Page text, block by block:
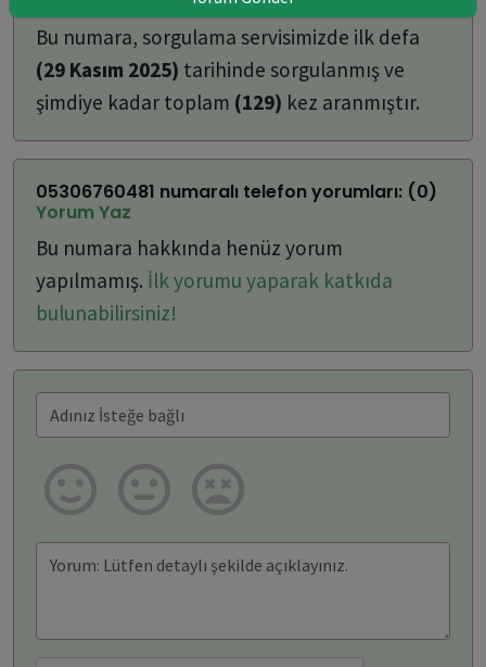
Bu numara, sorgulama servisimizde ilk defa
(29 Kasım 2025) tarihinde sorgulanmış ve
şimdiye kadar toplam (129) kez aranmıştır.
05306760481 numaralı telefon yorumları: (0)
Yorum Yaz
Bu numara hakkında henüz yorum
yapılmamış. İlk yorumu yaparak katkıda
bulunabilirsiniz!